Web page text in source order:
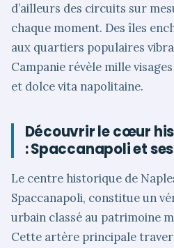
d’ailleurs des circuits sur
chaque moment. Des îles
aux quartiers populaires
Campanie révèle mille
et dolce vita napolitaine.
Découvrir le cœur
: Spaccanapoli et
Le centre historique de
Spaccanapoli, constitue un
urbain classé au patrimoine
Cette artère principale